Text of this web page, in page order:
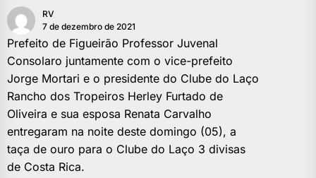
RV
7 de dezembro de 2021
Prefeito de Figueirão Professor Juvenal
Consolaro juntamente com o vice-prefeito
Jorge Mortari e o presidente do Clube do Laço
Rancho dos Tropeiros Herley Furtado de
Oliveira e sua esposa Renata Carvalho
entregaram na noite deste domingo (05), a
taça de ouro para o Clube do Laço 3 divisas
de Costa Rica.